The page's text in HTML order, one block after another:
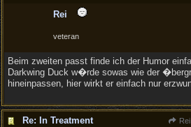
Rei
veteran
Beim zweiten passt finde ich der Humor
Darkwing Duck w�rde sowas wie der
hineinpassen, hier wirkt er einfach nur
Re: In Treatment Rei